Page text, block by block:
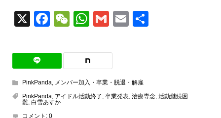
X Facebook
WeChat
WhatsApp
GmailEmail
PinkPanda, メンバー加入・卒業・脱退・解雇
PinkPanda, アイドル活動終了 , 卒業発表, 治療専念, 活動継続困
難, 白雪あすか
コメント: 0